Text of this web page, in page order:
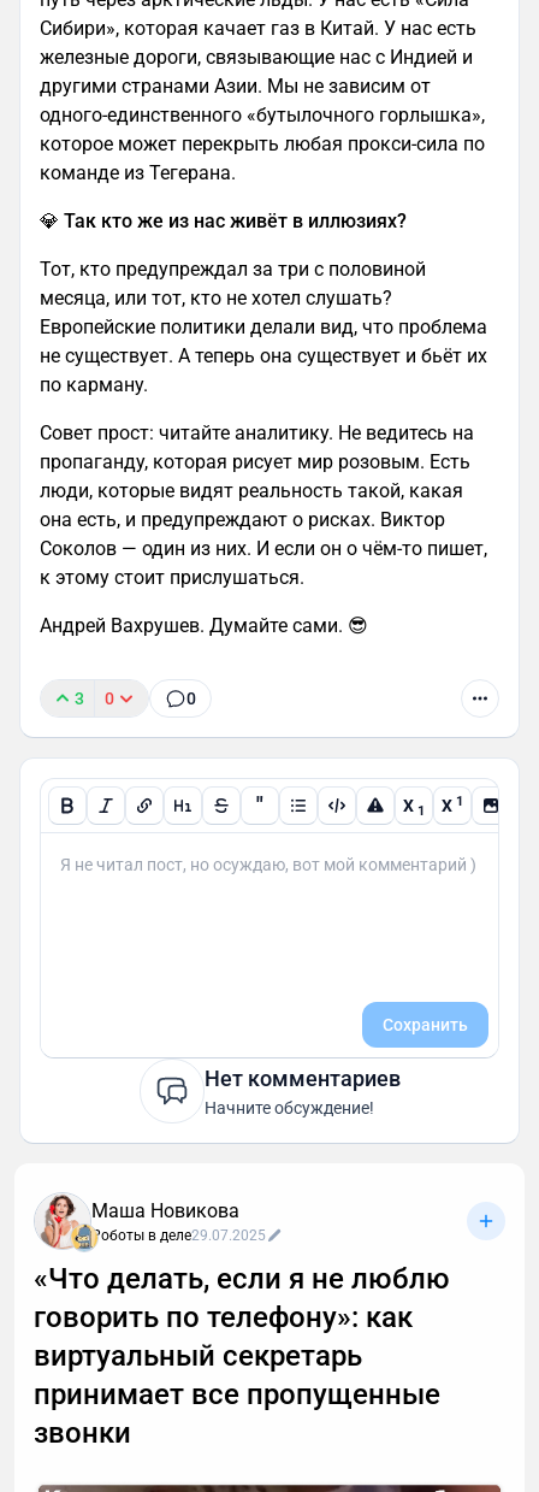
Сибири», которая качает газ в Китай. У нас есть
железные дороги, связывающие нас с Индией и
другими странами Азии. Мы не зависим от
одного-единственного «бутылочного горлышка»,
которое может перекрыть любая прокси-сила по
команде из Тегерана.
💎 Так кто же из нас живёт в иллюзиях?
Тот, кто предупреждал за три с половиной
месяца, или тот, кто не хотел слушать?
Европейские политики делали вид, что проблема
не существует. А теперь она существует и бьёт их
по карману.
Совет прост: читайте аналитику. Не ведитесь на
пропаганду, которая рисует мир розовым. Есть
люди, которые видят реальность такой, какая
она есть, и предупреждают о рисках. Виктор
Соколов — один из них. И если он о чём-то пишет,
к этому стоит прислушаться.
Андрей Вахрушев. Думайте сами. 😎
3 0 0
" X 1 X 1
Сохранить
Нет комментариев
Начните обсуждение!
Маша Новикова
Роботы в деле29.07.2025
«Что делать, если я не люблю
говорить по телефону»: как
виртуальный секретарь
принимает все пропущенные
звонки